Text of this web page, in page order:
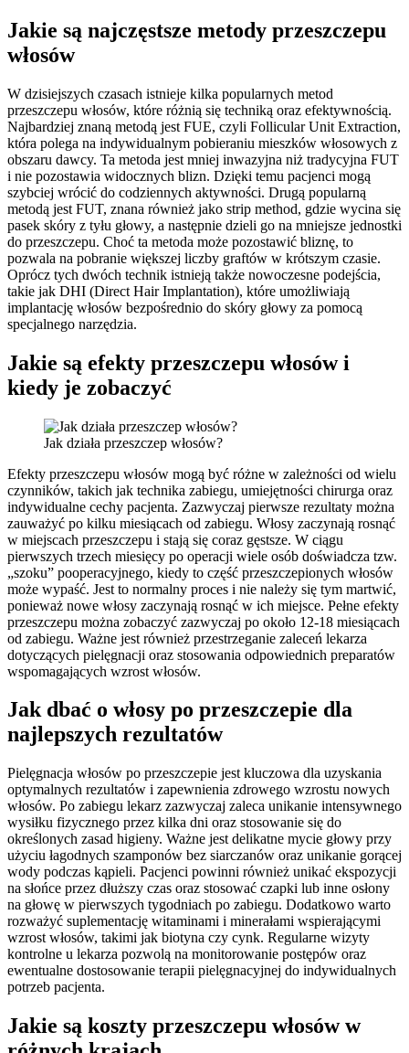
Jakie są najczęstsze metody przeszczepu
włosów
W dzisiejszych czasach istnieje kilka popularnych metod
przeszczepu włosów, które różnią się techniką oraz efektywnością.
Najbardziej znaną metodą jest FUE, czyli Follicular Unit Extraction,
która polega na indywidualnym pobieraniu mieszków włosowych z
obszaru dawcy. Ta metoda jest mniej inwazyjna niż tradycyjna FUT
i nie pozostawia widocznych blizn. Dzięki temu pacjenci mogą
szybciej wrócić do codziennych aktywności. Drugą popularną
metodą jest FUT, znana również jako strip method, gdzie wycina się
pasek skóry z tyłu głowy, a następnie dzieli go na mniejsze jednostki
do przeszczepu. Choć ta metoda może pozostawić bliznę, to
pozwala na pobranie większej liczby graftów w krótszym czasie.
Oprócz tych dwóch technik istnieją także nowoczesne podejścia,
takie jak DHI (Direct Hair Implantation), które umożliwiają
implantację włosów bezpośrednio do skóry głowy za pomocą
specjalnego narzędzia.
Jakie są efekty przeszczepu włosów i
kiedy je zobaczyć
Jak działa przeszczep włosów?
Efekty przeszczepu włosów mogą być różne w zależności od wielu
czynników, takich jak technika zabiegu, umiejętności chirurga oraz
indywidualne cechy pacjenta. Zazwyczaj pierwsze rezultaty można
zauważyć po kilku miesiącach od zabiegu. Włosy zaczynają rosnąć
w miejscach przeszczepu i stają się coraz gęstsze. W ciągu
pierwszych trzech miesięcy po operacji wiele osób doświadcza tzw.
„szoku” pooperacyjnego, kiedy to część przeszczepionych włosów
może wypaść. Jest to normalny proces i nie należy się tym martwić,
ponieważ nowe włosy zaczynają rosnąć w ich miejsce. Pełne efekty
przeszczepu można zobaczyć zazwyczaj po około 12-18 miesiącach
od zabiegu. Ważne jest również przestrzeganie zaleceń lekarza
dotyczących pielęgnacji oraz stosowania odpowiednich preparatów
wspomagających wzrost włosów.
Jak dbać o włosy po przeszczepie dla
najlepszych rezultatów
Pielęgnacja włosów po przeszczepie jest kluczowa dla uzyskania
optymalnych rezultatów i zapewnienia zdrowego wzrostu nowych
włosów. Po zabiegu lekarz zazwyczaj zaleca unikanie intensywnego
wysiłku fizycznego przez kilka dni oraz stosowanie się do
określonych zasad higieny. Ważne jest delikatne mycie głowy przy
użyciu łagodnych szamponów bez siarczanów oraz unikanie gorącej
wody podczas kąpieli. Pacjenci powinni również unikać ekspozycji
na słońce przez dłuższy czas oraz stosować czapki lub inne osłony
na głowę w pierwszych tygodniach po zabiegu. Dodatkowo warto
rozważyć suplementację witaminami i minerałami wspierającymi
wzrost włosów, takimi jak biotyna czy cynk. Regularne wizyty
kontrolne u lekarza pozwolą na monitorowanie postępów oraz
ewentualne dostosowanie terapii pielęgnacyjnej do indywidualnych
potrzeb pacjenta.
Jakie są koszty przeszczepu włosów w